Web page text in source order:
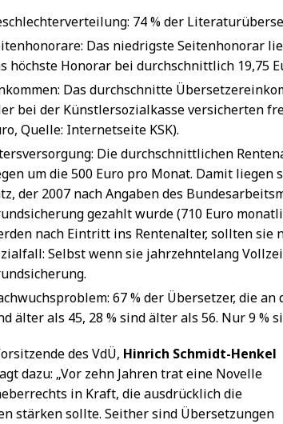
74 % der
Das niedrigste Seitenhonorar
höchste Honorar bei durchschnittlich 19,75
Das durchschnitte
bei der Künstlersozialkasse versicherten
Quelle: Internetseite KSK).
Die durchschnittlichen
um die 500 Euro pro Monat. Damit liegen
der 2007 nach Angaben des
gezahlt wurde (710 Euro
nach Eintritt ins Rentenalter, sollten sie
Selbst wenn sie jahrzehntelang
67 % der Übersetzer, die
älter als 45, 28 % sind älter als 56. Nur 9 %
des VdÜ, Hinrich Schmidt-Henkel
dazu: „Vor zehn Jahren trat eine Novelle
in Kraft, die ausdrücklich die
stärken sollte. Seither sind Übersetzungen